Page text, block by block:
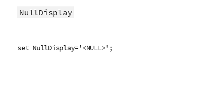
NullDisplay
set NullDisplay='<NULL>';